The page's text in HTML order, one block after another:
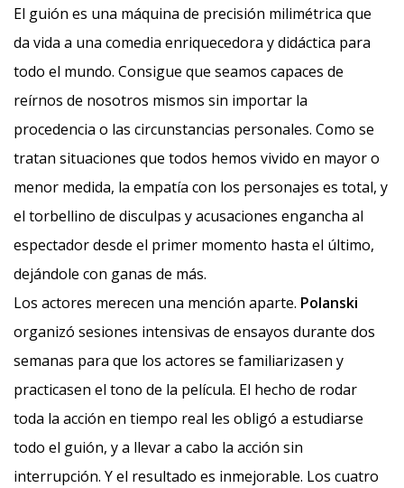
El guión es una máquina de precisión milimétrica que
da vida a una comedia enriquecedora y didáctica para
todo el mundo. Consigue que seamos capaces de
reírnos de nosotros mismos sin importar la
procedencia o las circunstancias personales. Como se
tratan situaciones que todos hemos vivido en mayor o
menor medida, la empatía con los personajes es total, y
el torbellino de disculpas y acusaciones engancha al
espectador desde el primer momento hasta el último,
dejándole con ganas de más.
Los actores merecen una mención aparte. Polanski
organizó sesiones intensivas de ensayos durante dos
semanas para que los actores se familiarizasen y
practicasen el tono de la película. El hecho de rodar
toda la acción en tiempo real les obligó a estudiarse
todo el guión, y a llevar a cabo la acción sin
interrupción. Y el resultado es inmejorable. Los cuatro